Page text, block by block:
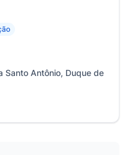
Santo Antônio, Duque de